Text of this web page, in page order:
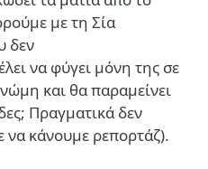
με τη Σία
δεν
να φύγει μόνη της σε
και θα παραμείνει
Πραγματικά δεν
να κάνουμε ρεπορτάζ).